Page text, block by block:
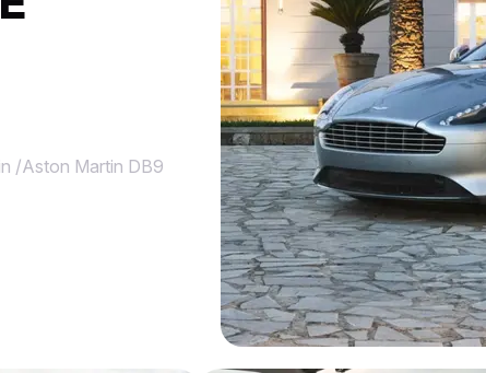
/Aston Martin DB9